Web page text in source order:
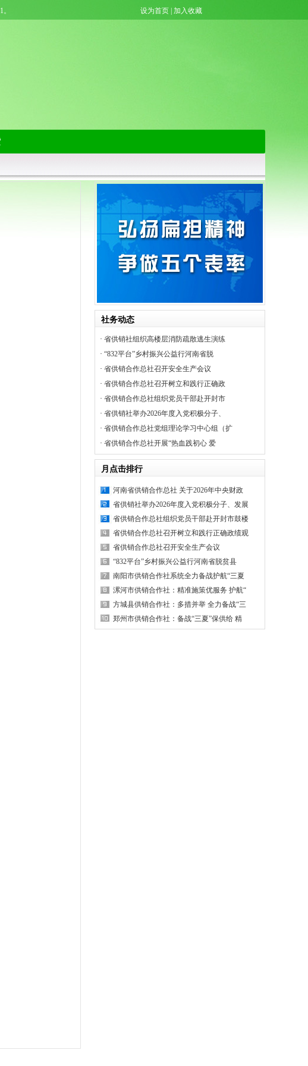
设为首页 加入收藏
社务动态
· 省供销社组织高楼层消防疏散逃生演练
· “832平台”乡村振兴公益行河南省脱
· 省供销合作总社召开安全生产会议
· 省供销合作总社召开树立和践行正确政
· 省供销合作总社组织党员干部赴开封市
· 省供销社举办2026年度入党积极分子、
· 省供销合作总社党组理论学习中心组（扩
· 省供销合作总社开展“热血践初心 爱
月点击排行
河南省供销合作总社 关于2026年中央财政
省供销社举办2026年度入党积极分子、发展
省供销合作总社组织党员干部赴开封市鼓楼
省供销合作总社召开树立和践行正确政绩观
省供销合作总社召开安全生产会议
“832平台”乡村振兴公益行河南省脱贫县
南阳市供销合作社系统全力备战护航“三夏
漯河市供销合作社：精准施策优服务 护航“
方城县供销合作社：多措并举 全力备战“三
郑州市供销合作社：备战“三夏”保供给 精